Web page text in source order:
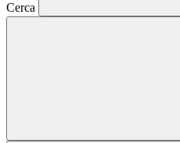
Cerca